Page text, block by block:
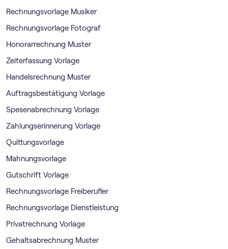
Rechnungsvorlage Musiker
Rechnungsvorlage Fotograf
Honorarrechnung Muster
Zeiterfassung Vorlage
Handelsrechnung Muster
Auftragsbestätigung Vorlage
Spesenabrechnung Vorlage
Zahlungserinnerung Vorlage
Quittungsvorlage
Mahnungsvorlage
Gutschrift Vorlage
Rechnungsvorlage Freiberufler
Rechnungsvorlage Dienstleistung
Privatrechnung Vorlage
Gehaltsabrechnung Muster